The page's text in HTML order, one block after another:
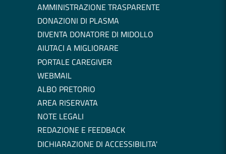
AMMINISTRAZIONE TRASPARENTE
DONAZIONI DI PLASMA
DIVENTA DONATORE DI MIDOLLO
AIUTACI A MIGLIORARE
PORTALE CAREGIVER
WEBMAIL
ALBO PRETORIO
AREA RISERVATA
NOTE LEGALI
REDAZIONE E FEEDBACK
DICHIARAZIONE DI ACCESSIBILITA'